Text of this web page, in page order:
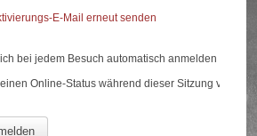
E-Mail erneut senden
bei jedem Besuch automatisch anmelden
Online-Status während dieser Sitzung